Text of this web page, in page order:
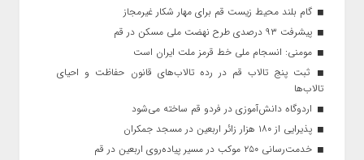
گام بلند محیط زیست قم برای مهار شکار غیرمجاز
پیشرفت ۹۳ درصدی طرح نهضت ملی مسکن در قم
مومنی: انسجام ملی خط قرمز ملت ایران است
ثبت پنج تالاب قم در رده تالاب‌های قانون حفاظت و احیای
تالاب‌ها
اردوگاه دانش‌آموزی در فردو قم ساخته می‌شود
پذیرایی از ۱۸۰ هزار زائر اربعین در مسجد جمکران
خدمت‌رسانی ۲۵۰ موکب در مسیر پیاده‌روی اربعین در قم